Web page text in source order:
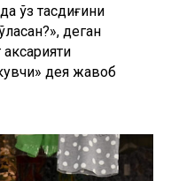
ўз тасдиғини
деган
дея жавоб